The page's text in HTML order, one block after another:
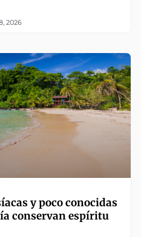
2026
y poco conocidas
conservan espíritu